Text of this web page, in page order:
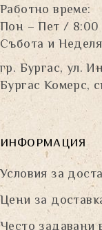
Работно време:
Пон – Пет / 8:00
Събота и
гр. Бургас, ул.
Бургас Комерс,
ИНФОРМАЦИЯ
Условия за
Цени за